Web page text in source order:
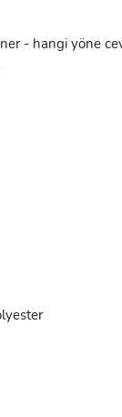
- hangi yöne